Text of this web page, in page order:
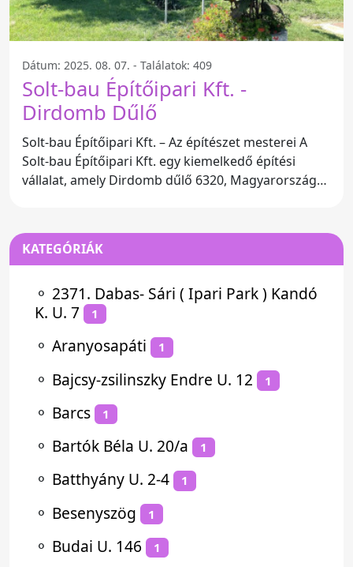
Dátum: 2025. 08. 07. - Találatok: 409
Solt-bau Építőipari Kft. -
Dirdomb Dűlő
Solt-bau Építőipari Kft. – Az építészet mesterei A
Solt-bau Építőipari Kft. egy kiemelkedő építési
vállalat, amely Dirdomb dűlő 6320, Magyarország
KATEGÓRIÁK
⚬ 2371. Dabas- Sári ( Ipari Park ) Kandó
K. U. 7
1
⚬ Aranyosapáti 1
⚬ Bajcsy-zsilinszky Endre U. 12 1
⚬ Barcs 1
⚬ Bartók Béla U. 20/a 1
⚬ Batthyány U. 2-4 1
⚬ Besenyszög 1
⚬ Budai U. 146 1